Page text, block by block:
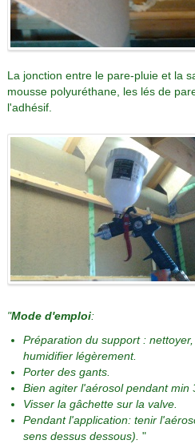
La jonction entre le pare-pluie et la
mousse polyuréthane, les lés de
l'adhésif.
"Mode d'emploi:
Préparation du support :
humidifier légèrement.
Porter des gants.
Bien agiter l'aérosol pendant min
Visser la gâchette sur la valve.
Pendant l'application: tenir
sens dessus dessous). "